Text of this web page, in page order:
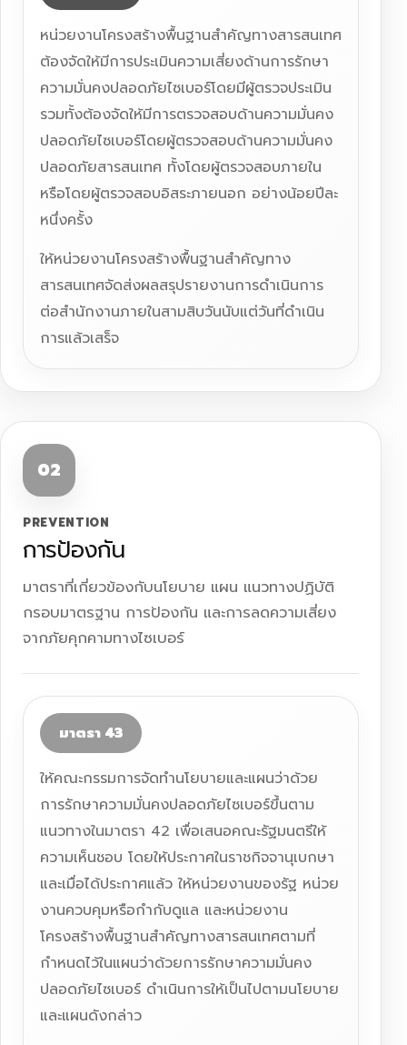
Search
for:
หน่วยงานโครงสร้างพื้นฐานสำคัญทางสารสนเทศ
ต้องจัดให้มีการประเมินความเสี่ยงด้านการรักษา
ความมั่นคงปลอดภัยไซเบอร์โดยมีผู้ตรวจประเมิน
รวมทั้งต้องจัดให้มีการตรวจสอบด้านความมั่นคง
ปลอดภัยไซเบอร์โดยผู้ตรวจสอบด้านความมั่นคง
ปลอดภัยสารสนเทศ ทั้งโดยผู้ตรวจสอบภายใน
หรือโดยผู้ตรวจสอบอิสระภายนอก อย่างน้อยปีละ
หนึ่งครั้ง
ให้หน่วยงานโครงสร้างพื้นฐานสำคัญทาง
สารสนเทศจัดส่งผลสรุปรายงานการดำเนินการ
ต่อสำนักงานภายในสามสิบวันนับแต่วันที่ดำเนิน
การแล้วเสร็จ
02
PREVENTION
การป้องกัน
มาตราที่เกี่ยวข้องกับนโยบาย แผน แนวทางปฏิบัติ
กรอบมาตรฐาน การป้องกัน และการลดความเสี่ยง
จากภัยคุกคามทางไซเบอร์
มาตรา 43
ให้คณะกรรมการจัดทำนโยบายและแผนว่าด้วย
การรักษาความมั่นคงปลอดภัยไซเบอร์ขึ้นตาม
แนวทางในมาตรา 42 เพื่อเสนอคณะรัฐมนตรีให้
ความเห็นชอบ โดยให้ประกาศในราชกิจจานุเบกษา
และเมื่อได้ประกาศแล้ว ให้หน่วยงานของรัฐ หน่วย
งานควบคุมหรือกำกับดูแล และหน่วยงาน
โครงสร้างพื้นฐานสำคัญทางสารสนเทศตามที่
กำหนดไว้ในแผนว่าด้วยการรักษาความมั่นคง
ปลอดภัยไซเบอร์ ดำเนินการให้เป็นไปตามนโยบาย
และแผนดังกล่าว